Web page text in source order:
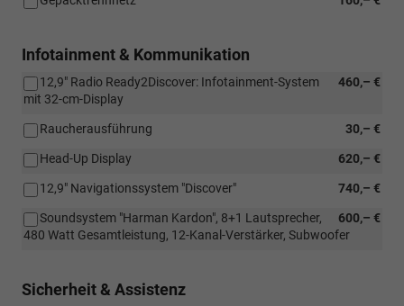
Infotainment & Kommunikation
460,– €
12,9" Radio Ready2Discover: Infotainment-System
mit 32-cm-Display
30,– €
Raucherausführung
620,– €
Head-Up Display
740,– €
12,9" Navigationssystem "Discover"
600,– €
Soundsystem "Harman Kardon", 8+1 Lautsprecher,
480 Watt Gesamtleistung, 12-Kanal-Verstärker, Subwoofer
Sicherheit & Assistenz